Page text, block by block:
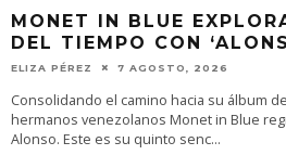
MONET IN BLUE
DEL TIEMPO CON
ELIZA PÉREZ 7 AGOSTO, 2026
Consolidando el camino hacia su álbum
hermanos venezolanos Monet in Blue
Alonso. Este es su quinto senc...